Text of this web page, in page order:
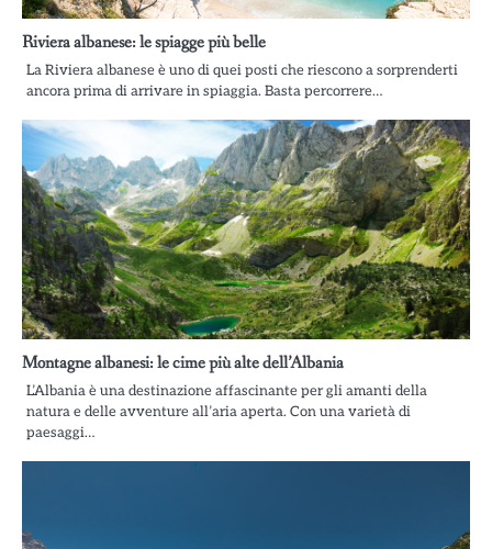
Riviera albanese: le spiagge più belle
La Riviera albanese è uno di quei posti che riescono a sorprenderti
ancora prima di arrivare in spiaggia. Basta percorrere…
Montagne albanesi: le cime più alte dell’Albania
L’Albania è una destinazione affascinante per gli amanti della
natura e delle avventure all’aria aperta. Con una varietà di
paesaggi…